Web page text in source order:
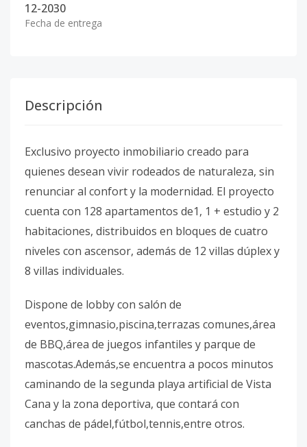
12-2030
Fecha de entrega
Descripción
Exclusivo proyecto inmobiliario creado para
quienes desean vivir rodeados de naturaleza, sin
renunciar al confort y la modernidad. El proyecto
cuenta con 128 apartamentos de1, 1 + estudio y 2
habitaciones, distribuidos en bloques de cuatro
niveles con ascensor, además de 12 villas dúplex y
8 villas individuales.
Dispone de lobby con salón de
eventos,gimnasio,piscina,terrazas comunes,área
de BBQ,área de juegos infantiles y parque de
mascotas.Además,se encuentra a pocos minutos
caminando de la segunda playa artificial de Vista
Cana y la zona deportiva, que contará con
canchas de pádel,fútbol,tennis,entre otros.